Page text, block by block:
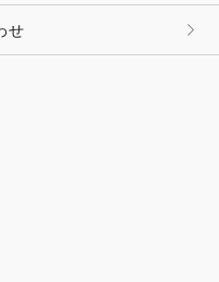
せ